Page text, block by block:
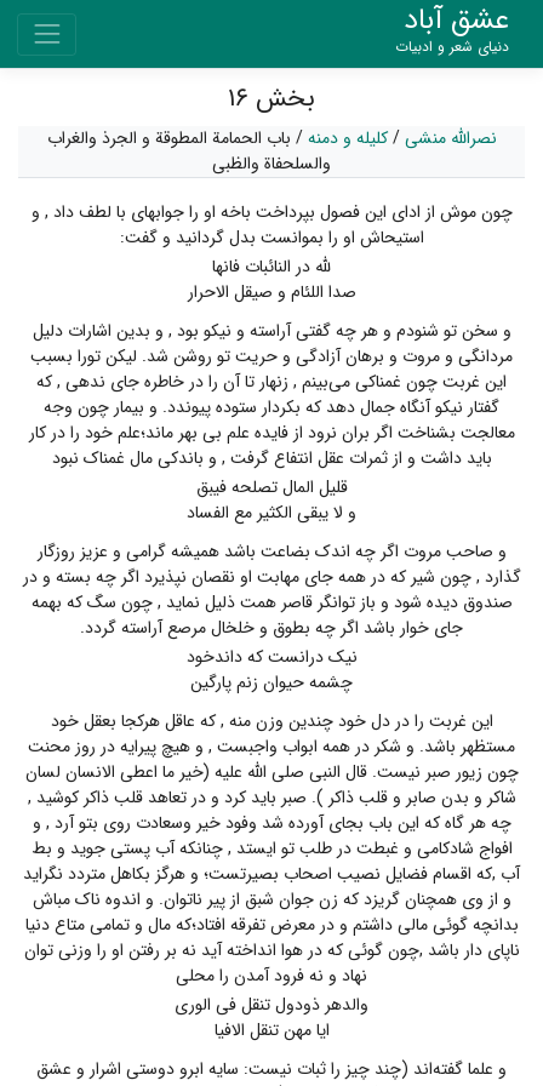
عشق آباد
دنیای شعر و ادبیات
بخش ۱۶
نصرالله منشی/کلیله و دمنه / باب الحمامة المطوقة و الجرذ والغراب
والسلحفاة والظبی
چون موش از ادای این فصول بپرداخت باخه او را جوابهای با لطف داد , و
استیحاش او را بموانست بدل گردانید و گفت:
لله در النائبات فانها
صدا اللئام و صیقل الاحرار
و سخن تو شنودم و هر چه گفتی آراسته و نیکو بود , و بدین اشارات دلیل
مردانگی و مروت و برهان آزادگی و حریت تو روشن شد. لیکن تورا بسبب
این غربت چون غمناکی می‌بینم , زنهار تا آن را در خاطره جای ندهی , که
گفتار نیکو آنگاه جمال دهد که بکردار ستوده پیوندد. و بیمار چون وجه
معالجت بشناخت اگر بران نرود از فایده علم بی بهر ماند؛علم خود را در کار
باید داشت و از ثمرات عقل انتفاع گرفت , و باندکی مال غمناک نبود
قلیل المال تصلحه فیبق
و لا یبقی الکثیر مع الفساد
و صاحب مروت اگر چه اندک بضاعت باشد همیشه گرامی و عزیز روزگار
گذارد , چون شیر که در همه جای مهابت او نقصان نپذیرد اگر چه بسته و در
صندوق دیده شود و باز توانگر قاصر همت ذلیل نماید , چون سگ که بهمه
جای خوار باشد اگر چه بطوق و خلخال مرصع آراسته گردد.
نیک درانست که داندخود
چشمه حیوان زنم پارگین
این غربت را در دل خود چندین وزن منه , که عاقل هرکجا بعقل خود
مستظهر باشد. و شکر در همه ابواب واجبست , و هیچ پیرایه در روز محنت
چون زیور صبر نیست. قال النبی صلی الله علیه (خیر ما اعطی الانسان لسان
شاکر و بدن صابر و قلب ذاکر ). صبر باید کرد و در تعاهد قلب ذاکر کوشید ,
چه هر گاه که این باب بجای آورده شد وفود خیر وسعادت روی بتو آرد , و
افواج شادکامی و غبطت در طلب تو ایستد , چنانکه آب پستی جوید و بط
آب ,که اقسام فضایل نصیب اصحاب بصیرتست؛ و هرگز بکاهل متردد نگراید
و از وی همچنان گریزد که زن جوان شبق از پیر ناتوان. و اندوه ناک مباش
بدانچه گوئی مالی داشتم و در معرض تفرقه افتاد؛که مال و تمامی متاع دنیا
ناپای دار باشد ,چون گوئی که در هوا انداخته آید نه بر رفتن او را وزنی توان
نهاد و نه فرود آمدن را محلی
والدهر ذودول تنقل فی الوری
ایا مهن تنقل الافیا
و علما گفته‌اند (چند چیز را ثبات نیست: سایه ابرو دوستی اشرار و عشق